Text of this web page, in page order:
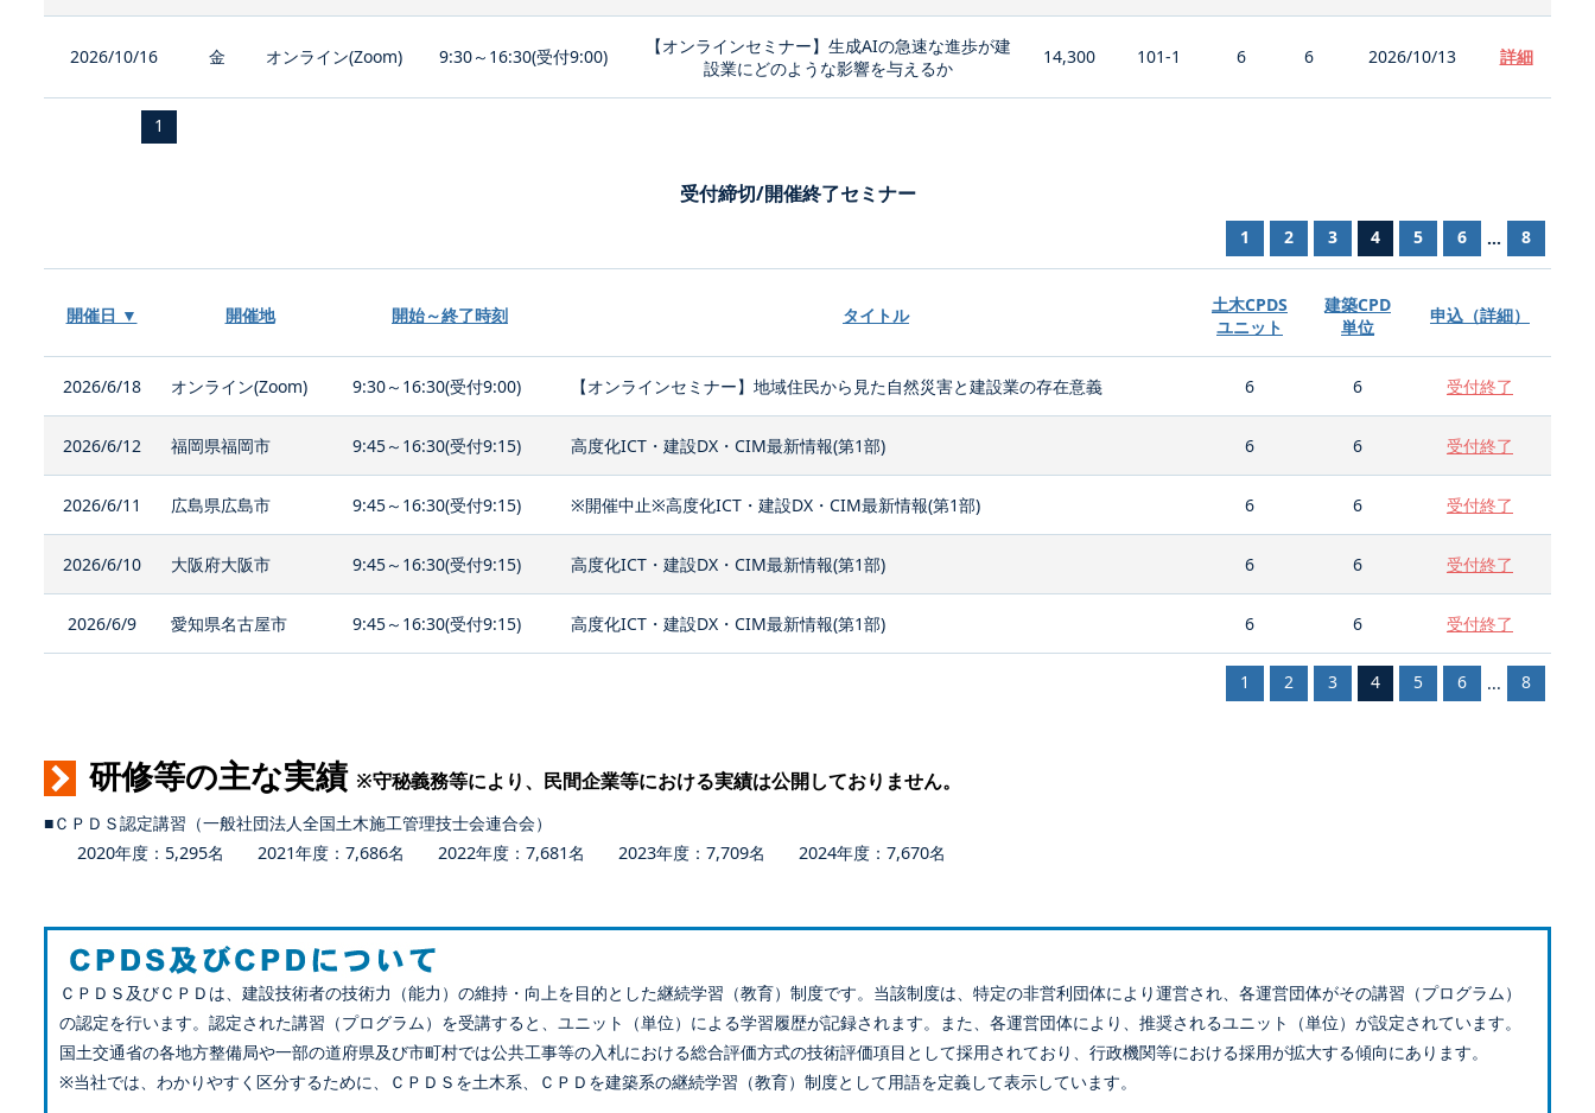
2026/10/16 金 オンライン(Zoom) 9:30～16:30(受付9:00)
【オンラインセミナー】生成AIの急速な進歩が建
設業にどのような影響を与えるか
14,300 101-1 6 6 2026/10/13 詳細
1
受付締切/開催終了セミナー
1 2 3 4 5 6 ... 8
開催日 ▼ 開催地 開始～終了時刻 タイトル
土木CPDS
ユニット
建築CPD
単位
申込（詳細）
2026/6/18 オンライン(Zoom) 9:30～16:30(受付9:00) 【オンラインセミナー】地域住民から見た自然災害と建設業の存在意義 6 6 受付終了
2026/6/12 福岡県福岡市 9:45～16:30(受付9:15) 高度化ICT・建設DX・CIM最新情報(第1部) 6 6 受付終了
2026/6/11 広島県広島市 9:45～16:30(受付9:15) ※開催中止※高度化ICT・建設DX・CIM最新情報(第1部) 6 6 受付終了
2026/6/10 大阪府大阪市 9:45～16:30(受付9:15) 高度化ICT・建設DX・CIM最新情報(第1部) 6 6 受付終了
2026/6/9 愛知県名古屋市 9:45～16:30(受付9:15) 高度化ICT・建設DX・CIM最新情報(第1部) 6 6 受付終了
1 2 3 4 5 6 ... 8
研修等の主な実績 ※守秘義務等により、民間企業等における実績は公開しておりません。
■ＣＰＤＳ認定講習（一般社団法人全国土木施工管理技士会連合会）
2020年度：5,295名 2021年度：7,686名 2022年度：7,681名 2023年度：7,709名 2024年度：7,670名
ＣＰＤＳ及びＣＰＤは、建設技術者の技術力（能力）の維持・向上を目的とした継続学習（教育）制度です。当該制度は、特定の非営利団体により運営され、各運営団体がその講習（プログラム）
の認定を行います。認定された講習（プログラム）を受講すると、ユニット（単位）による学習履歴が記録されます。また、各運営団体により、推奨されるユニット（単位）が設定されています。
国土交通省の各地方整備局や一部の道府県及び市町村では公共工事等の入札における総合評価方式の技術評価項目として採用されており、行政機関等における採用が拡大する傾向にあります。
※当社では、わかりやすく区分するために、ＣＰＤＳを土木系、ＣＰＤを建築系の継続学習（教育）制度として用語を定義して表示しています。